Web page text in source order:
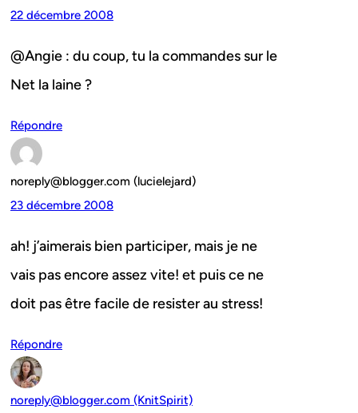
22 décembre 2008
@Angie : du coup, tu la commandes sur le
Net la laine ?
Répondre
noreply@blogger.com (lucielejard)
23 décembre 2008
ah! j’aimerais bien participer, mais je ne
vais pas encore assez vite! et puis ce ne
doit pas être facile de resister au stress!
Répondre
noreply@blogger.com (KnitSpirit)